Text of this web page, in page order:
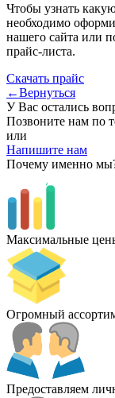
Чтобы узнать
необходимо
нашего сайта или
прайс-листа.
Скачать прайс
←Вернуться
У Вас остались
Позвоните нам по
или
Напишите нам
Почему именно
Максимальные
Огромный
Предоставляем